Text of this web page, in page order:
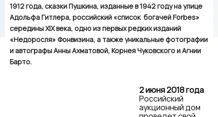
1912 года, сказки Пушкина, изданные в 1942 году на улице
Адольфа Гитлера, российский «список богачей Forbes»
середины XIX века, одно из первых редких изданий
«Недоросля» Фонвизина, а также уникальные фотографии
и автографы Анны Ахматовой, Корнея Чуковского и Агнии
Барто.
2 июня 2018 года
Российский
аукционный дом